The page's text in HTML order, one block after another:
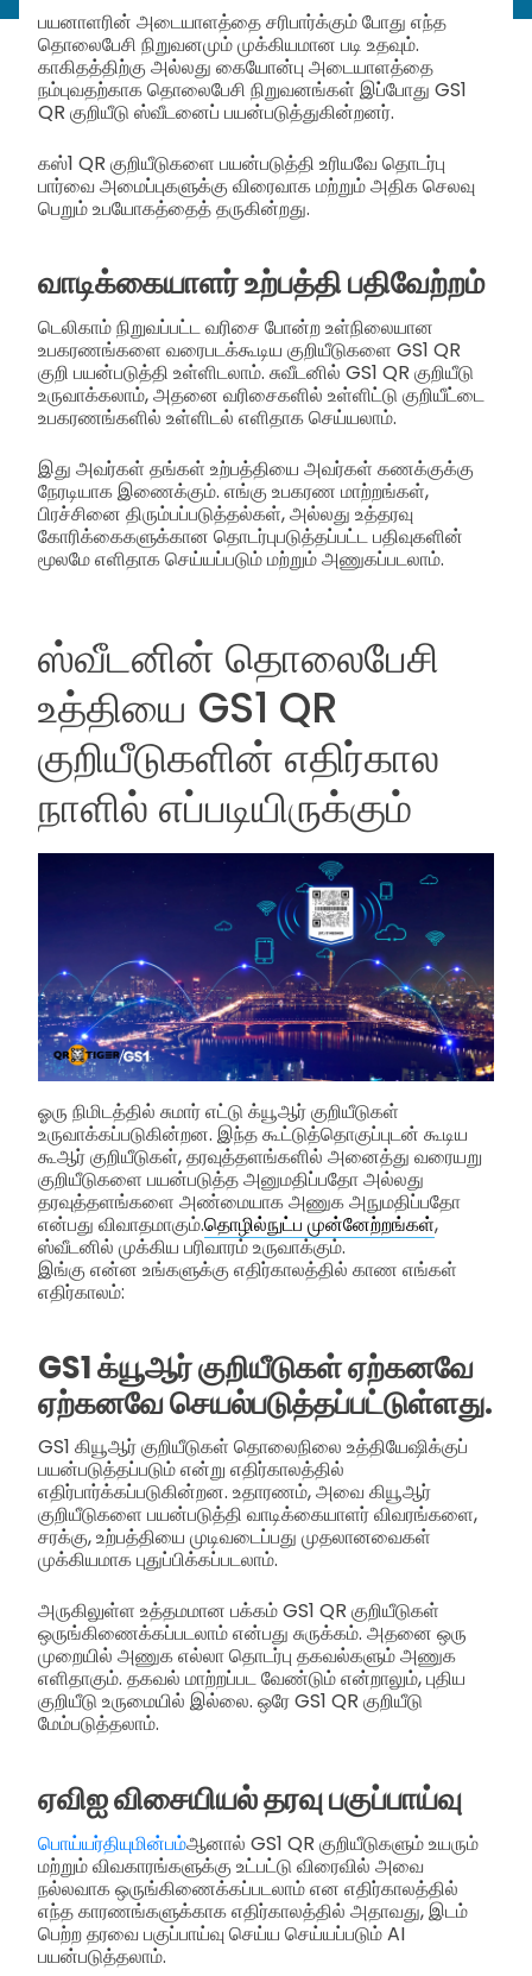
பயனாளரின் அடையாளத்தை சரிபார்க்கும் போது எந்த
தொலைபேசி நிறுவனமும் முக்கியமான படி உதவும்.
காகிதத்திற்கு அல்லது கையோன்பு அடையாளத்தை
நம்புவதற்காக தொலைபேசி நிறுவனங்கள் இப்போது GS1
QR குறியீடு ஸ்வீடனைப் பயன்படுத்துகின்றனர்.
கஸ்1 QR குறியீடுகளை பயன்படுத்தி உரியவே தொடர்பு
பார்வை அமைப்புகளுக்கு விரைவாக மற்றும் அதிக செலவு
பெறும் உபயோகத்தைத் தருகின்றது.
வாடிக்கையாளர் உற்பத்தி பதிவேற்றம்
டெலிகாம் நிறுவப்பட்ட வரிசை போன்ற உள்நிலையான
உபகரணங்களை வரைபடக்கூடிய குறியீடுகளை GS1 QR
குறி பயன்படுத்தி உள்ளிடலாம். சுவீடனில் GS1 QR குறியீடு
உருவாக்கலாம், அதனை வரிசைகளில் உள்ளிட்டு குறியீட்டை
உபகரணங்களில் உள்ளிடல் எளிதாக செய்யலாம்.
இது அவர்கள் தங்கள் உற்பத்தியை அவர்கள் கணக்குக்கு
நேரடியாக இணைக்கும். எங்கு உபகரண மாற்றங்கள்,
பிரச்சினை திரும்பப்படுத்தல்கள், அல்லது உத்தரவு
கோரிக்கைகளுக்கான தொடர்புபடுத்தப்பட்ட பதிவுகளின்
மூலமே எளிதாக செய்யப்படும் மற்றும் அணுகப்படலாம்.
ஸ்வீடனின் தொலைபேசி
உத்தியை GS1 QR
குறியீடுகளின் எதிர்கால
நாளில் எப்படியிருக்கும்
ஓரு நிமிடத்தில் சுமார் எட்டு க்யூஆர் குறியீடுகள்
உருவாக்கப்படுகின்றன. இந்த கூட்டுத்தொகுப்புடன் கூடிய
கூஆர் குறியீடுகள், தரவுத்தளங்களில் அனைத்து வரையறு
குறியீடுகளை பயன்படுத்த அனுமதிப்பதோ அல்லது
தரவுத்தளங்களை அண்மையாக அணுக அநுமதிப்பதோ
என்பது விவாதமாகும்.தொழில்நுட்ப முன்னேற்றங்கள்,
ஸ்வீடனில் முக்கிய பரிவாரம் உருவாக்கும்.
இங்கு என்ன உங்களுக்கு எதிர்காலத்தில் காண எங்கள்
எதிர்காலம்:
GS1 க்யூஆர் குறியீடுகள் ஏற்கனவே
ஏற்கனவே செயல்படுத்தப்பட்டுள்ளது.
GS1 கியூஆர் குறியீடுகள் தொலைநிலை உத்தியேஷிக்குப்
பயன்படுத்தப்படும் என்று எதிர்காலத்தில்
எதிர்பார்க்கப்படுகின்றன. உதாரணம், அவை கியூஆர்
குறியீடுகளை பயன்படுத்தி வாடிக்கையாளர் விவரங்களை,
சரக்கு, உற்பத்தியை முடிவடைப்பது முதலானவைகள்
முக்கியமாக புதுப்பிக்கப்படலாம்.
அருகிலுள்ள உத்தமமான பக்கம் GS1 QR குறியீடுகள்
ஒருங்கிணைக்கப்படலாம் என்பது சுருக்கம். அதனை ஒரு
முறையில் அணுக எல்லா தொடர்பு தகவல்களும் அணுக
எளிதாகும். தகவல் மாற்றப்பட வேண்டும் என்றாலும், புதிய
குறியீடு உருமையில் இல்லை. ஒரே GS1 QR குறியீடு
மேம்படுத்தலாம்.
ஏவிஐ விசையியல் தரவு பகுப்பாய்வு
பொய்யர்தியுமின்பம்ஆனால் GS1 QR குறியீடுகளும் உயரும்
மற்றும் விவகாரங்களுக்கு உட்பட்டு விரைவில் அவை
நல்லவாக ஒருங்கிணைக்கப்படலாம் என எதிர்காலத்தில்
எந்த காரணங்களுக்காக எதிர்காலத்தில் அதாவது, இடம்
பெற்ற தரவை பகுப்பாய்வு செய்ய செய்யப்படும் AI
பயன்படுத்தலாம்.